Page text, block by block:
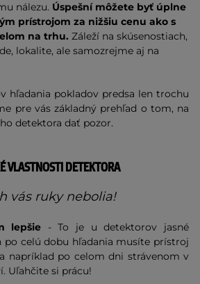
nálezu. Úspešní môžete byť úplne
prístrojom za nižšiu cenu ako s
na trhu. Záleží na skúsenostiach,
lokalite, ale samozrejme aj na
hľadania pokladov predsa len trochu
pre vás základný prehľad o tom, na
detektora dať pozor.
VLASTNOSTI DETEKTORA
vás ruky nebolia!
lepšie - To je u detektorov jasné
po celú dobu hľadania musíte prístroj
napríklad po celom dni strávenom v
Uľahčite si prácu!